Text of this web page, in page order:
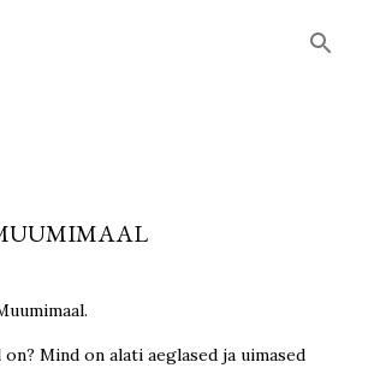
on? Mind on alati aeglased ja uimased